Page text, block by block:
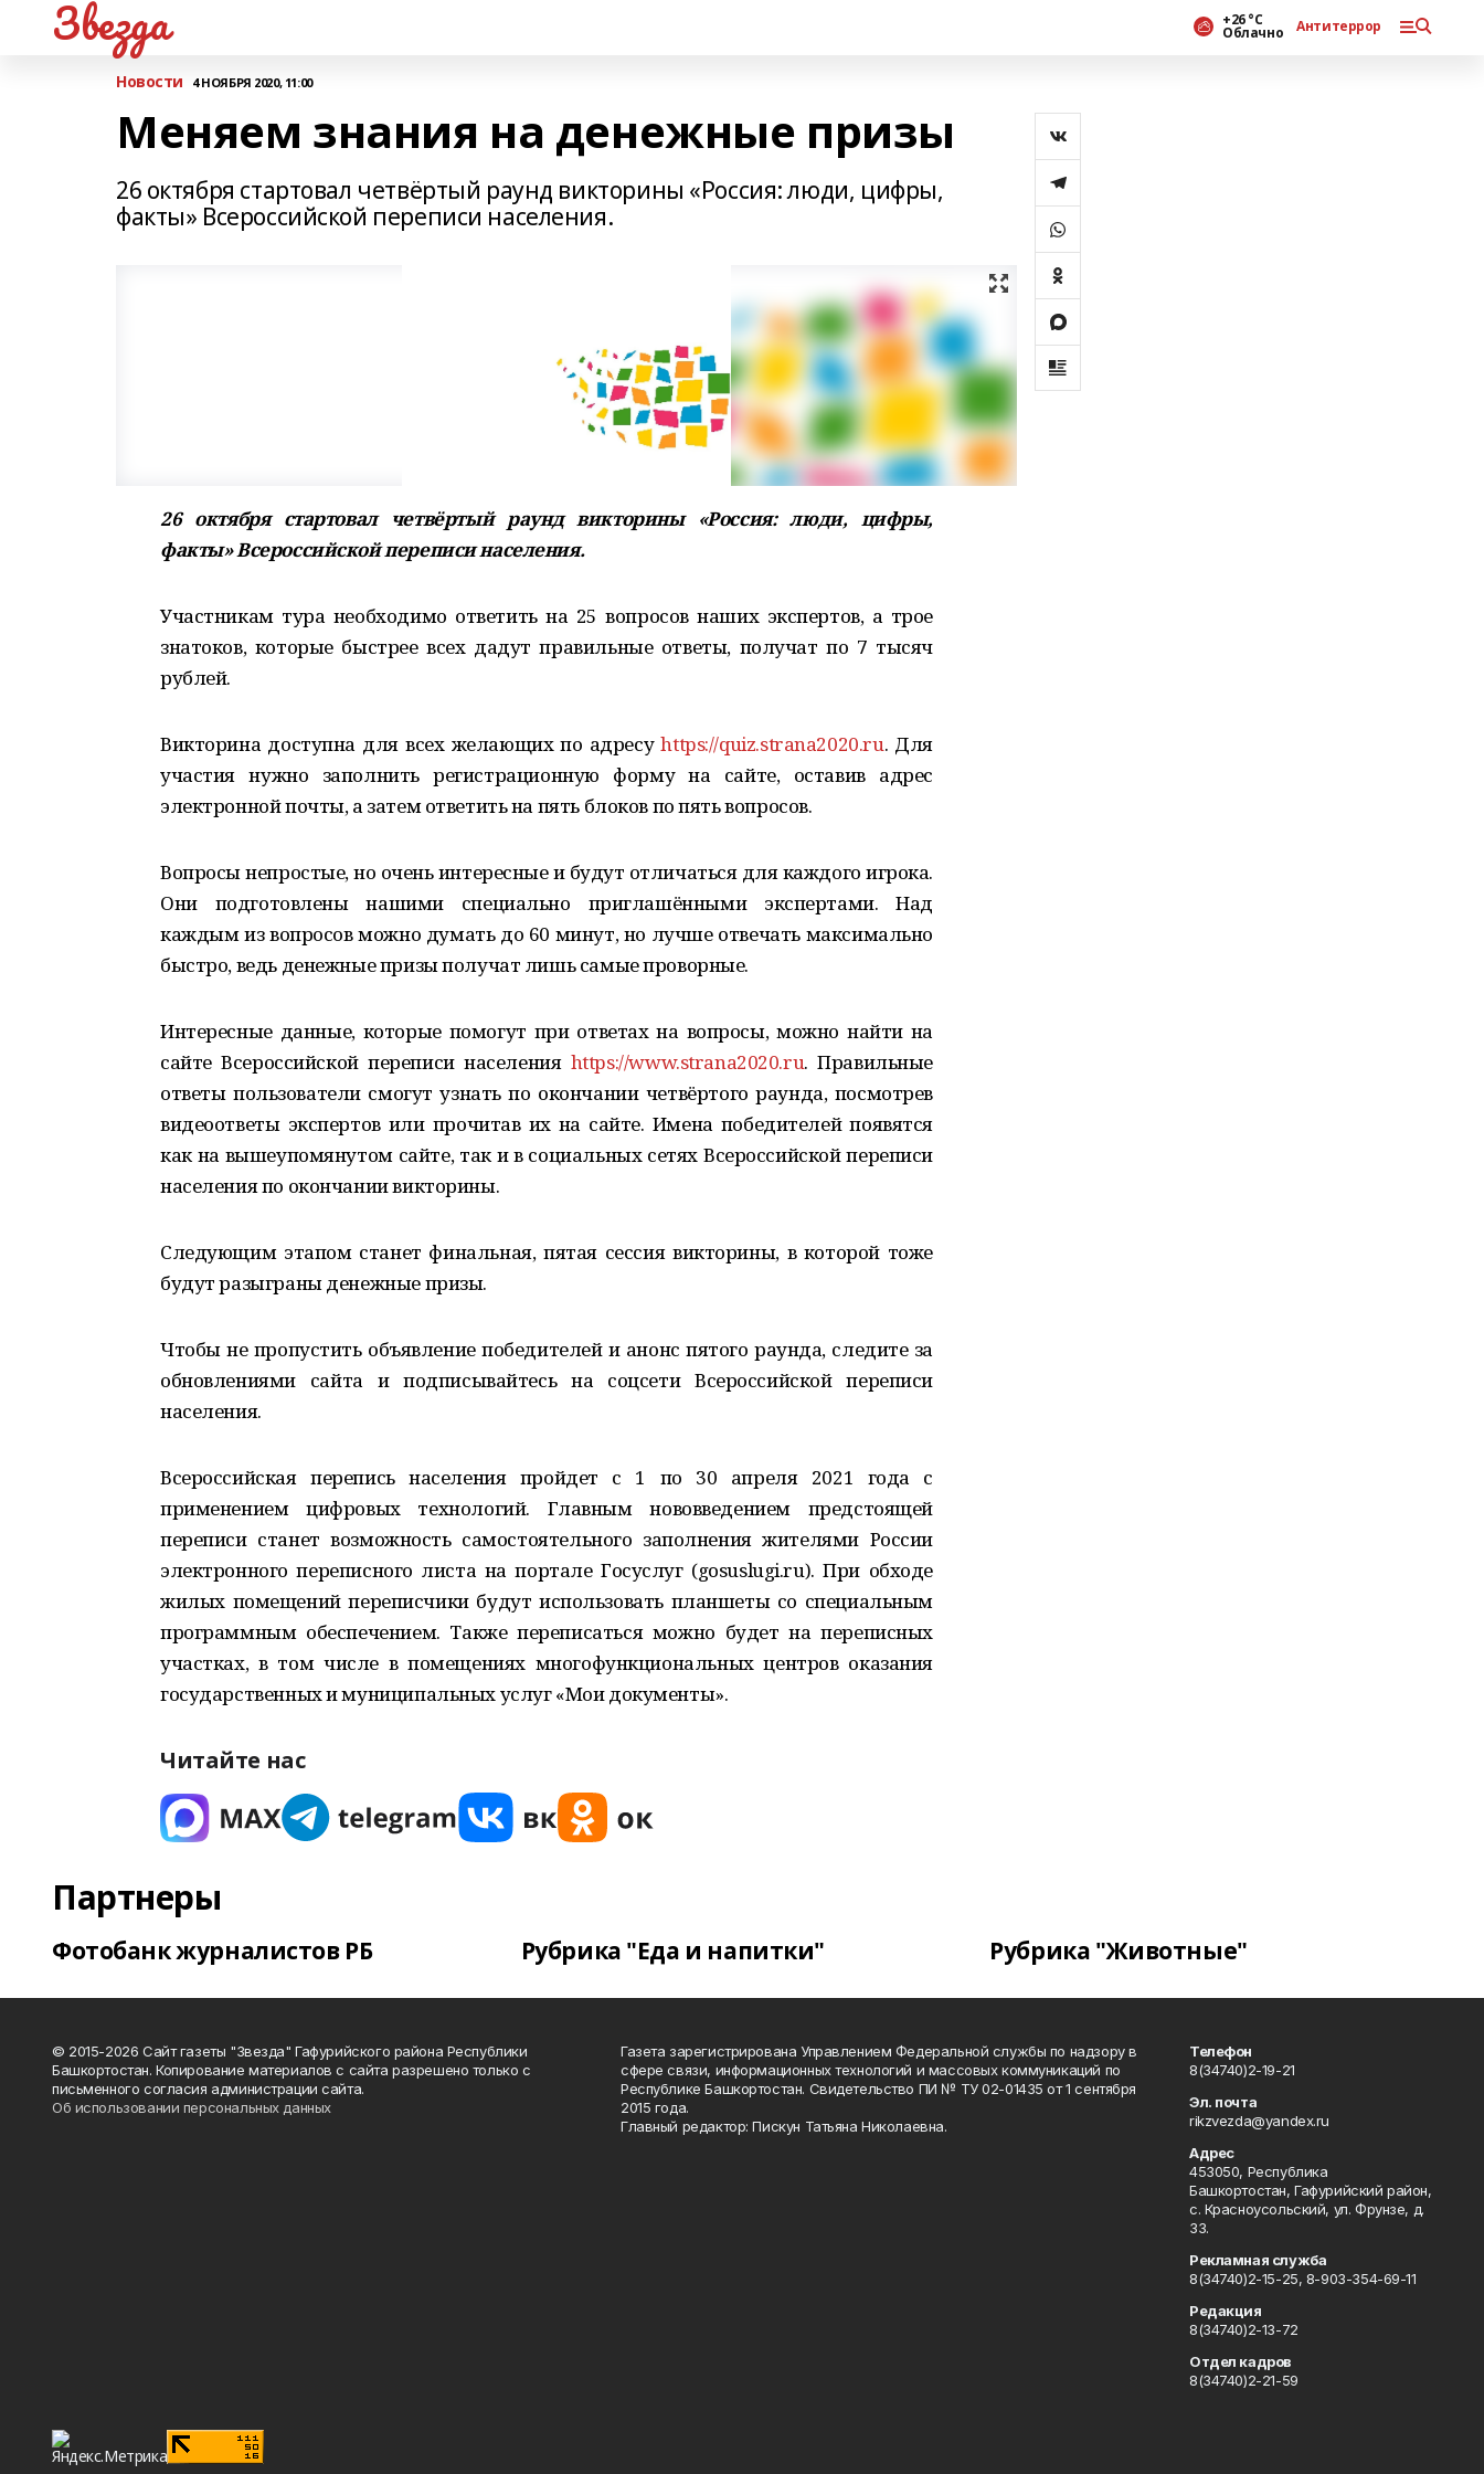
Звезда +26 °С
Облачно Антитеррор
Новости 4 НОЯБРЯ 2020, 11:00
Меняем знания на денежные призы
26 октября стартовал четвёртый раунд викторины «Россия: люди, цифры,
факты» Всероссийской переписи населения.
26 октября стартовал четвёртый раунд викторины «Россия: люди, цифры,
факты» Всероссийской переписи населения.
Участникам тура необходимо ответить на 25 вопросов наших экспертов, а трое
знатоков, которые быстрее всех дадут правильные ответы, получат по 7 тысяч
рублей.
Викторина доступна для всех желающих по адресуhttps://quiz.strana2020.ru. Для
участия нужно заполнить регистрационную форму на сайте, оставив адрес
электронной почты, а затем ответить на пять блоков по пять вопросов.
Вопросы непростые, но очень интересные и будут отличаться для каждого игрока.
Они подготовлены нашими специально приглашёнными экспертами. Над
каждым из вопросов можно думать до 60 минут, но лучше отвечать максимально
быстро, ведь денежные призы получат лишь самые проворные.
Интересные данные, которые помогут при ответах на вопросы, можно найти на
сайте Всероссийской переписи населения https://www.strana2020.ru. Правильные
ответы пользователи смогут узнать по окончании четвёртого раунда, посмотрев
видеоответы экспертов или прочитав их на сайте. Имена победителей появятся
как на вышеупомянутом сайте, так и в социальных сетях Всероссийской переписи
населения по окончании викторины.
Следующим этапом станет финальная, пятая сессия викторины, в которой тоже
будут разыграны денежные призы.
Чтобы не пропустить объявление победителей и анонс пятого раунда, следите за
обновлениями сайта и подписывайтесь на соцсети Всероссийской переписи
населения.
Всероссийская перепись населения пройдет с 1 по 30 апреля 2021 года с
применением цифровых технологий. Главным нововведением предстоящей
переписи станет возможность самостоятельного заполнения жителями России
электронного переписного листа на портале Госуслуг (gosuslugi.ru). При обходе
жилых помещений переписчики будут использовать планшеты со специальным
программным обеспечением. Также переписаться можно будет на переписных
участках, в том числе в помещениях многофункциональных центров оказания
государственных и муниципальных услуг «Мои документы».
Читайте нас
Партнеры
Фотобанк журналистов РБ Рубрика "Еда и напитки" Рубрика "Животные"
© 2015-2026 Сайт газеты "Звезда" Гафурийского района Республики
Башкортостан. Копирование материалов с сайта разрешено только с
письменного согласия администрации сайта.
Об использовании персональных данных
Газета зарегистрирована Управлением Федеральной службы по надзору в
сфере связи, информационных технологий и массовых коммуникаций по
Республике Башкортостан. Свидетельство ПИ № ТУ 02-01435 от 1 сентября
2015 года.
Главный редактор: Пискун Татьяна Николаевна.
Телефон
8(34740)2-19-21
Эл. почта
rikzvezda@yandex.ru
Адрес
453050, Республика
Башкортостан, Гафурийский район,
с. Красноусольский, ул. Фрунзе, д.
33.
Рекламная служба
8(34740)2-15-25, 8-903-354-69-11
Редакция
8(34740)2-13-72
Отдел кадров
8(34740)2-21-59